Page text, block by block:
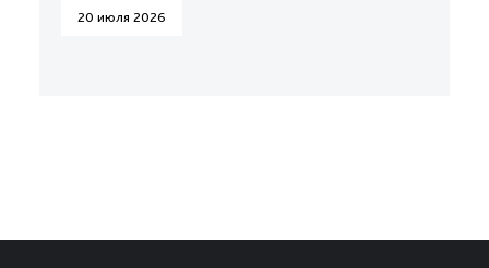
20 июля 2026